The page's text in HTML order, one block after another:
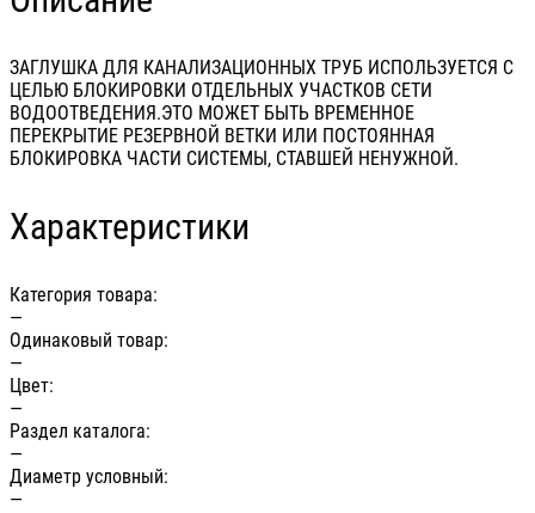
ЗАГЛУШКА ДЛЯ КАНАЛИЗАЦИОННЫХ ТРУБ ИСПОЛЬЗУЕТСЯ С
ЦЕЛЬЮ БЛОКИРОВКИ ОТДЕЛЬНЫХ УЧАСТКОВ СЕТИ
ВОДООТВЕДЕНИЯ.ЭТО МОЖЕТ БЫТЬ ВРЕМЕННОЕ
ПЕРЕКРЫТИЕ РЕЗЕРВНОЙ ВЕТКИ ИЛИ ПОСТОЯННАЯ
БЛОКИРОВКА ЧАСТИ СИСТЕМЫ, СТАВШЕЙ НЕНУЖНОЙ.
Характеристики
Категория товара:
—
Одинаковый товар:
—
Цвет:
—
Раздел каталога:
—
Диаметр условный:
—